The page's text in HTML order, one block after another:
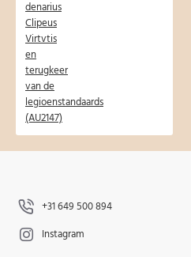
+31 649 500 894
Instagram